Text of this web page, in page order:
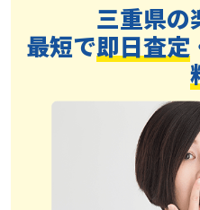
三重県の
最短で即日査定